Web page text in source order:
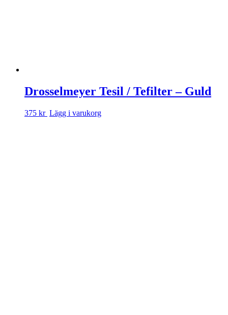
Drosselmeyer Tesil / Te­filter – Guld
375 kr Lägg i varukorg